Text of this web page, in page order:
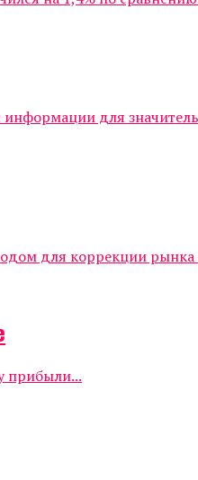
для
для коррекции рынка
прибыли...